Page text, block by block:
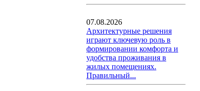
07.08.2026
Архитектурные решения
играют ключевую роль в
формировании комфорта и
удобства проживания в
жилых помещениях.
Правильный...